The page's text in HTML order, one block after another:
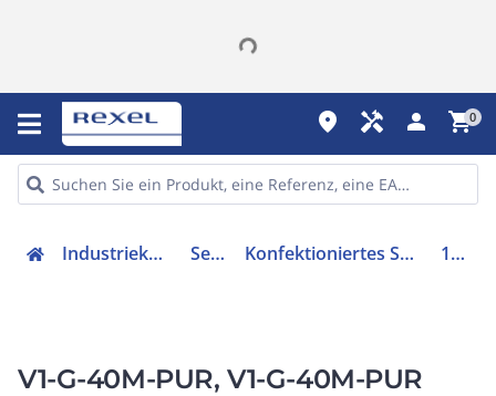
place handyman person shopping_cart0
Industriekomponenten Sensorik Konfektioniertes Sensor-Aktor-Kabel 118675
V1-G-40M-PUR, V1-G-40M-PUR